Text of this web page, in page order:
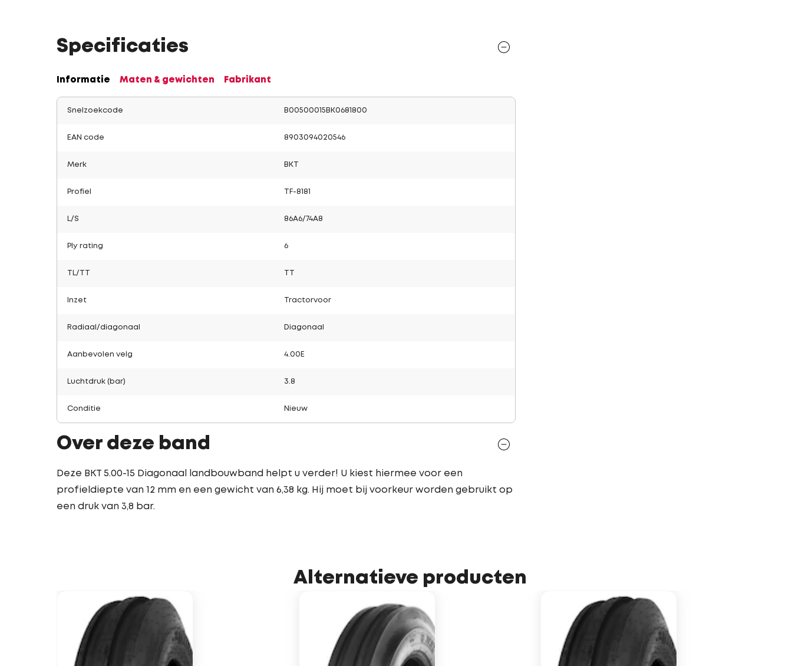
Specificaties
Informatie Maten & gewichten Fabrikant
Snelzoekcode B00500015BK0681800
EAN code 8903094020546
Merk BKT
Profiel TF-8181
L/S 86A6/74A8
Ply rating 6
TL/TT
Inzet Tractorvoor
Radiaal/diagonaal Diagonaal
Aanbevolen velg 4.00E
Luchtdruk (bar) 3.8
Conditie Nieuw
Over deze band
Deze BKT 5.00-15 Diagonaal landbouwband helpt u verder! U kiest hiermee voor een
profieldiepte van 12 mm en een gewicht van 6,38 kg. Hij moet bij voorkeur worden gebruikt op
een druk van 3,8 bar.
Alternatieve producten